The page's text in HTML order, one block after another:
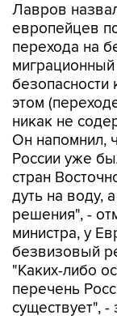
Лавров
европейцев
перехода на
безопасности
этом
никак не
Он напомнил,
России уже
стран
дуть на воду,
решения", -
министра, у
безвизовый
"Каких-либо
перечень
существует",